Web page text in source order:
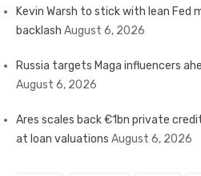
Kevin Warsh to stick with lean Fed
backlash August 6, 2026
Russia targets Maga influencers
August 6, 2026
Ares scales back €1bn private
at loan valuations August 6, 2026